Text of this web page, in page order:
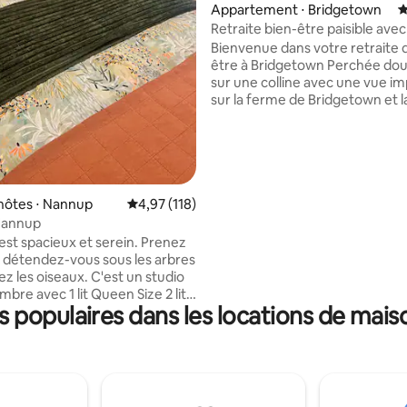
⋅ Nannup Évaluation moyenne sur la base de 118
4,97 (118)
spacieux et serein. Prenez
vous sous les arbres
les oiseaux. C'est un studio
avec 1 lit Queen Size 2 lits
sur demande. Convient
et 2 enfants Cuisine
Appartement ⋅ Bridgetown
Retraite bien-être paisible
ferme et la forêt
Bienvenue dans votre retraite
être à Bridgetown Perchée
sur une colline avec une vue
sur la ferme de Bridgetown et
voyageurs peuvent se
toute tranquillité.
dans les locations de